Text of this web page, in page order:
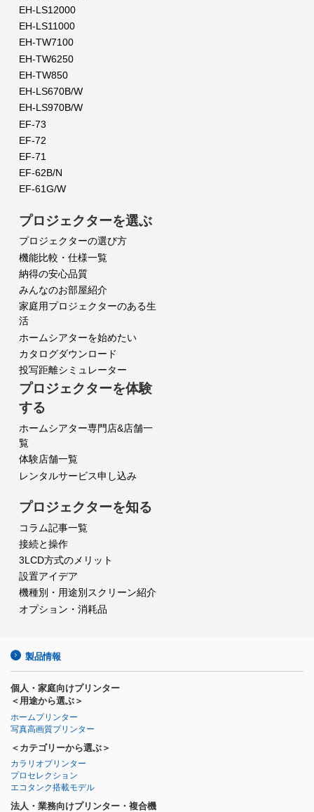
EH-LS12000
EH-LS11000
EH-TW7100
EH-TW6250
EH-TW850
EH-LS670B/W
EH-LS970B/W
EF-73
EF-72
EF-71
EF-62B/N
EF-61G/W
プロジェクターを選ぶ
プロジェクターの選び方
機能比較・仕様一覧
納得の安心品質
みんなのお部屋紹介
家庭用プロジェクターのある生
活
ホームシアターを始めたい
カタログダウンロード
投写距離シミュレーター
プロジェクターを体験
する
ホームシアター専門店&店舗一
覧
体験店舗一覧
レンタルサービス申し込み
プロジェクターを知る
コラム記事一覧
接続と操作
3LCD方式のメリット
設置アイデア
機種別・用途別スクリーン紹介
オプション・消耗品
製品情報
個人・家庭向けプリンター
＜用途から選ぶ＞
ホームプリンター
写真高画質プリンター
＜カテゴリーから選ぶ＞
カラリオプリンター
プロセレクション
エコタンク搭載モデル
法人・業務向けプリンター・複合機